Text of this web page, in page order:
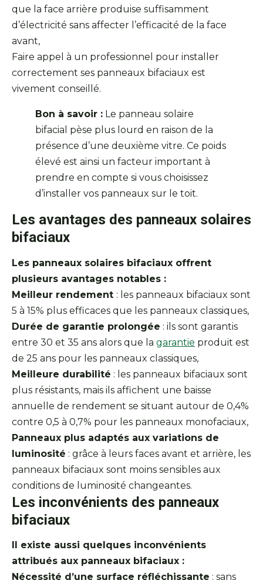
que la face arrière produise suffisamment
d’électricité sans affecter l’efficacité de la face
avant,
Faire appel à un professionnel pour installer
correctement ses panneaux bifaciaux est
vivement conseillé.
Bon à savoir : Le panneau solaire
bifacial pèse plus lourd en raison de la
présence d’une deuxième vitre. Ce poids
élevé est ainsi un facteur important à
prendre en compte si vous choisissez
d’installer vos panneaux sur le toit.
Les avantages des panneaux solaires
bifaciaux
Les panneaux solaires bifaciaux offrent
plusieurs avantages notables :
Meilleur rendement : les panneaux bifaciaux sont
5 à 15% plus efficaces que les panneaux classiques,
Durée de garantie prolongée : ils sont garantis
entre 30 et 35 ans alors que la garantie produit est
de 25 ans pour les panneaux classiques,
Meilleure durabilité : les panneaux bifaciaux sont
plus résistants, mais ils affichent une baisse
annuelle de rendement se situant autour de 0,4%
contre 0,5 à 0,7% pour les panneaux monofaciaux,
Panneaux plus adaptés aux variations de
luminosité : grâce à leurs faces avant et arrière, les
panneaux bifaciaux sont moins sensibles aux
conditions de luminosité changeantes.
Les inconvénients des panneaux
bifaciaux
Il existe aussi quelques inconvénients
attribués aux panneaux bifaciaux :
Nécessité d’une surface réfléchissante : sans